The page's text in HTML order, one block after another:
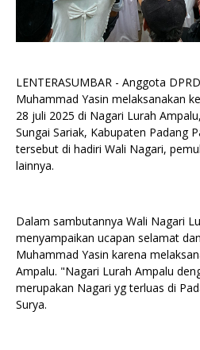
LENTERASUMBAR - Anggota
Muhammad Yasin melaksanakan
28 juli 2025 di Nagari Lurah
Sungai Sariak, Kabupaten Padang
tersebut di hadiri Wali Nagari,
lainnya.
Dalam sambutannya Wali Nagari
menyampaikan ucapan selamat
Muhammad Yasin karena
Ampalu. "Nagari Lurah Ampalu
merupakan Nagari yg terluas di
Surya.